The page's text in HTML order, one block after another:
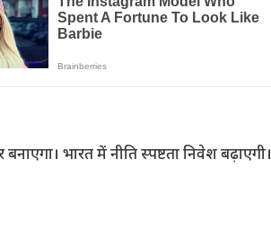
भारत में नीति स्पष्टता निवेश बढ़ाएगी।